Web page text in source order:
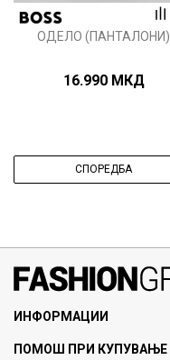
ОДЕЛО (ПАНТАЛОНИ)
16.990 МКД
СПОРЕДБА
ИНФОРМАЦИИ
За нас
ПОМОШ ПРИ КУПУВАЊЕ